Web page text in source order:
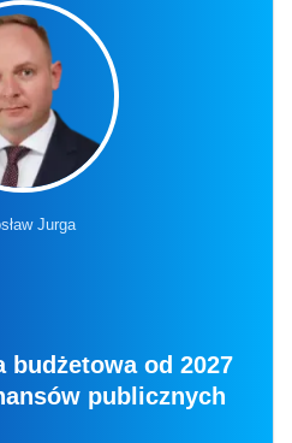
Jurga
budżetowa od 2027
publicznych